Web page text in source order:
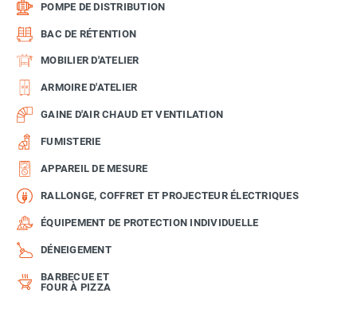
POMPE DE DISTRIBUTION
BAC DE RÉTENTION
MOBILIER D'ATELIER
ARMOIRE D'ATELIER
GAINE D'AIR CHAUD ET VENTILATION
FUMISTERIE
APPAREIL DE MESURE
RALLONGE, COFFRET ET PROJECTEUR ÉLECTRIQUES
ÉQUIPEMENT DE PROTECTION INDIVIDUELLE
DÉNEIGEMENT
BARBECUE ET
FOUR À PIZZA